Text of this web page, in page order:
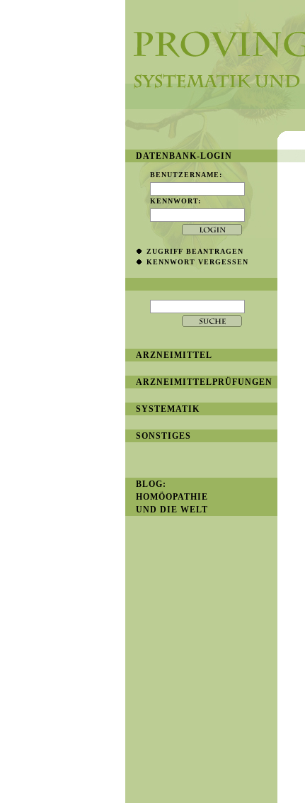
DATENBANK-LOGIN
BENUTZERNAME:
KENNWORT:
ZUGRIFF BEANTRAGEN
KENNWORT VERGESSEN
ARZNEIMITTEL
ARZNEIMITTELPRÜFUNGEN
SYSTEMATIK
SONSTIGES
BLOG:
HOMÖOPATHIE
UND DIE WELT